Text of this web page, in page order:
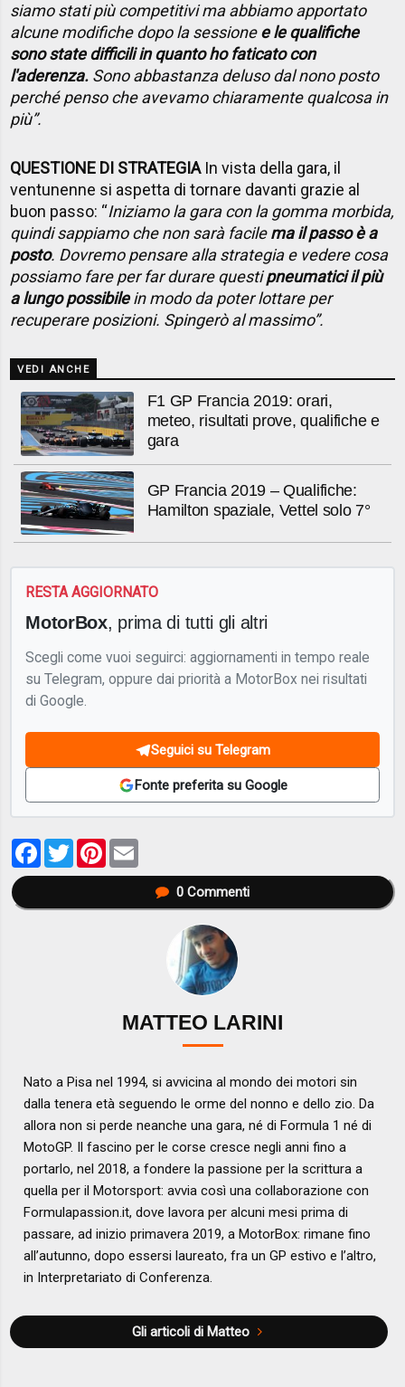
siamo stati più competitivi ma abbiamo apportato
alcune modifiche dopo la sessionee le qualifiche
sono state difficili in quanto ho faticato con
l'aderenza. Sono abbastanza deluso dal nono posto
perché penso che avevamo chiaramente qualcosa in
più”.
QUESTIONE DI STRATEGIAIn vista della gara, il
ventunenne si aspetta di tornare davanti grazie al
buon passo: “Iniziamo la gara con la gomma morbida,
quindi sappiamo che non sarà facilema il passo è a
posto. Dovremo pensare alla strategia e vedere cosa
possiamo fare per far durare questipneumatici il più
a lungo possibilein modo da poter lottare per
recuperare posizioni. Spingerò al massimo”.
VEDI ANCHE
F1 GP Francia 2019: orari,
meteo, risultati prove, qualifiche e
gara
GP Francia 2019 – Qualifiche:
Hamilton spaziale, Vettel solo 7°
RESTA AGGIORNATO
MotorBox, prima di tutti gli altri
Scegli come vuoi seguirci: aggiornamenti in tempo reale
su Telegram, oppure dai priorità a MotorBox nei risultati
di Google.
Seguici su Telegram
Fonte preferita su Google
Facebook
TwitterPinterest
0Commenti
MATTEO LARINI
Nato a Pisa nel 1994, si avvicina al mondo dei motori sin
dalla tenera età seguendo le orme del nonno e dello zio. Da
allora non si perde neanche una gara, né di Formula 1 né di
MotoGP. Il fascino per le corse cresce negli anni fino a
portarlo, nel 2018, a fondere la passione per la scrittura a
quella per il Motorsport: avvia così una collaborazione con
Formulapassion.it, dove lavora per alcuni mesi prima di
passare, ad inizio primavera 2019, a MotorBox: rimane fino
all’autunno, dopo essersi laureato, fra un GP estivo e l’altro,
in Interpretariato di Conferenza.
Gli articoli di Matteo